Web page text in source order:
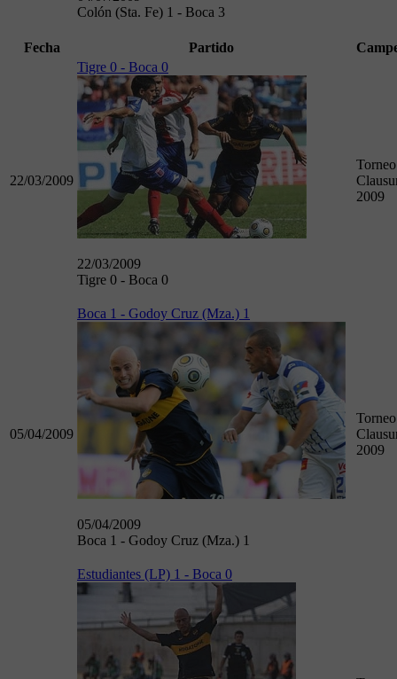
Colón (Sta. Fe) 1 - Boca 3
Fecha Partido
22/03/2009
Tigre 0 - Boca 0
22/03/2009
Tigre 0 - Boca 0
Torneo
2009
05/04/2009
Boca 1 - Godoy Cruz (Mza.) 1
05/04/2009
Boca 1 - Godoy Cruz (Mza.) 1
Torneo
2009
Estudiantes (LP) 1 - Boca 0